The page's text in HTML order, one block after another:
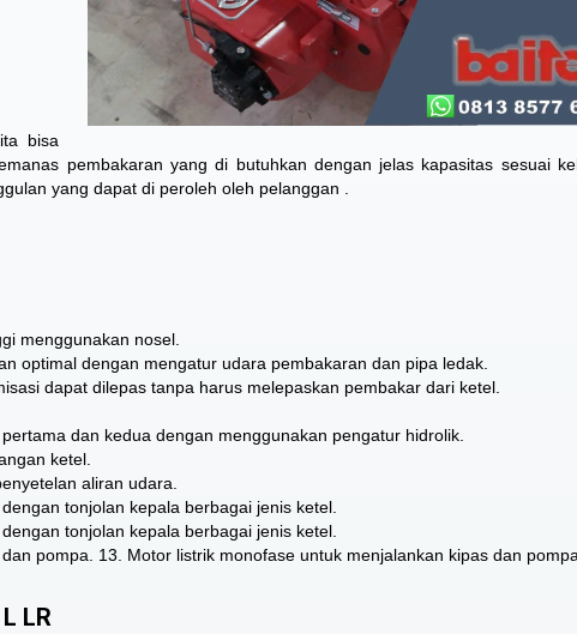
bisa
pembakaran yang di butuhkan dengan jelas kapasitas sesuai
yang dapat di peroleh oleh pelanggan .
menggunakan nosel.
optimal dengan mengatur udara pembakaran dan pipa ledak.
dapat dilepas tanpa harus melepaskan pembakar dari ketel.
dan kedua dengan menggunakan pengatur hidrolik.
ketel.
aliran udara.
tonjolan kepala berbagai jenis ketel.
tonjolan kepala berbagai jenis ketel.
pompa. 13. Motor listrik monofase untuk menjalankan kipas dan
LR